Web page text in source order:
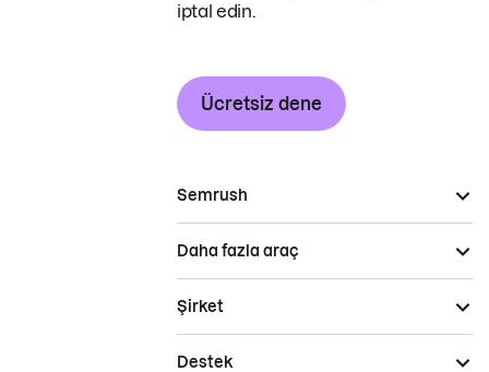
iptal edin.
Ücretsiz dene
Semrush
Daha fazla araç
Şirket
Destek